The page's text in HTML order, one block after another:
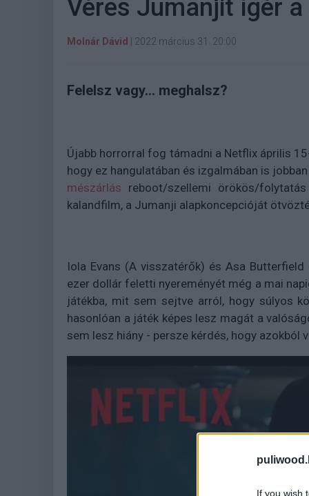
If you wish
Véres Jumanjit ígér
Molnár Dávid 2022 március 31. 20:00
Felelsz vagy... meghalsz?
Újabb horrorral fog támadni a Netflix április
hogy ez hangulatában és izgalmában is
mészárlás reboot/szellemi örökös/
kalandfilm, a Jumanji alapkoncepcióját
Iola Evans (A visszatérők) és Asa
ezer dollár feletti nyereményét még a mai
játékba, mit sem sejtve arról, hogy súlyos
hasonlóan a játék képes lesz magát a
sem lesz hiány - persze kérdés, hogy azokból